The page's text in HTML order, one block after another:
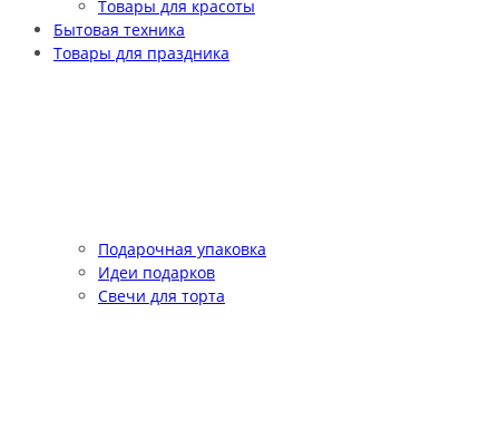
Товары для красоты
Бытовая техника
Товары для праздника
Подарочная упаковка
Идеи подарков
Свечи для торта